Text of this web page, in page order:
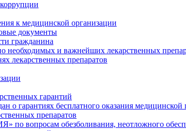
к медицинской организации
документы
гражданина
необходимых и важнейших лекарственных
лекарственных препаратов
гарантий
о гарантиях бесплатного оказания
препаратов
вопросам обезболивания, неотложного